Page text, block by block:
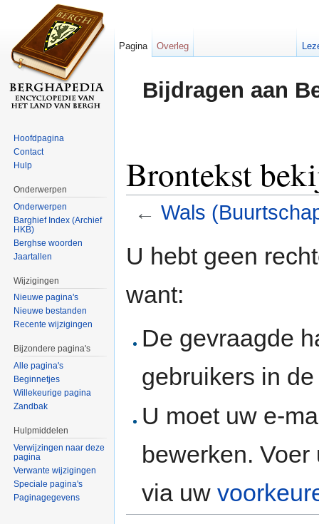
Bijdragen aan
Brontekst
← Wals
U hebt geen
want:
De gevraagde
gebruikers in
U moet uw e-
bewerken.
via uw
Pagina Overleg
Hoofdpagina
Contact
Hulp
Onderwerpen
Onderwerpen
Barghief Index (Archief
HKB)
Berghse woorden
Jaartallen
Wijzigingen
Nieuwe pagina's
Nieuwe bestanden
Recente wijzigingen
Bijzondere pagina's
Alle pagina's
Beginnetjes
Willekeurige pagina
Zandbak
Hulpmiddelen
Verwijzingen naar deze
pagina
Verwante wijzigingen
Speciale pagina's
Paginagegevens